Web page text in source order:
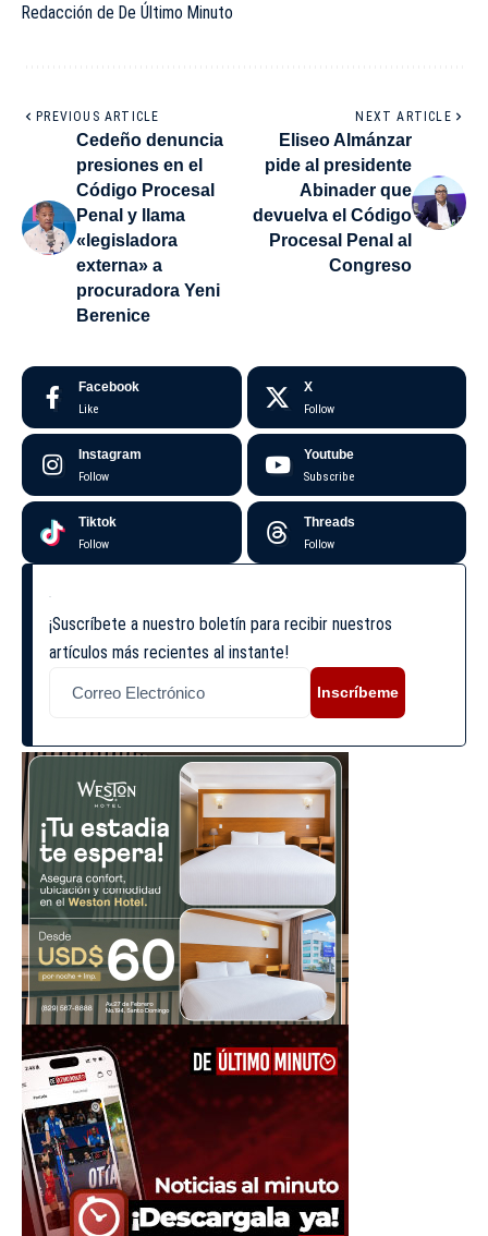
Redacción de De Último Minuto
PREVIOUS ARTICLE
Cedeño denuncia
presiones en el
Código Procesal
Penal y llama
«legisladora
externa» a
procuradora Yeni
Berenice
NEXT ARTICLE
Eliseo Almánzar
pide al presidente
Abinader que
devuelva el Código
Procesal Penal al
Congreso
Facebook
Like
X
Follow
Instagram
Follow
Youtube
Subscribe
Tiktok
Follow
Threads
Follow
¡Suscríbete a nuestro boletín para recibir nuestros
artículos más recientes al instante!
Inscríbeme